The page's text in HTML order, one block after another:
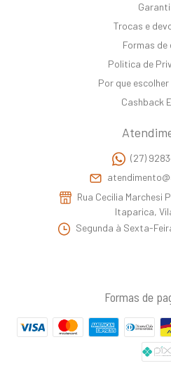
Trocas e
Formas de
Politica de
Por que escolher
Cashback
(27)
Rua Cecilia Marchesi
Itaparica,
Segunda à Sexta-
Formas de